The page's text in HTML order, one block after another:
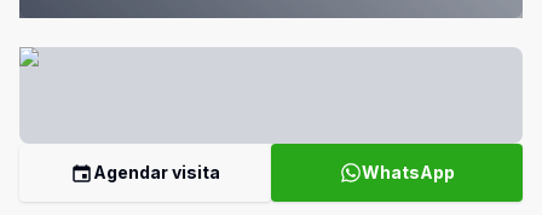
Agendar visita WhatsApp